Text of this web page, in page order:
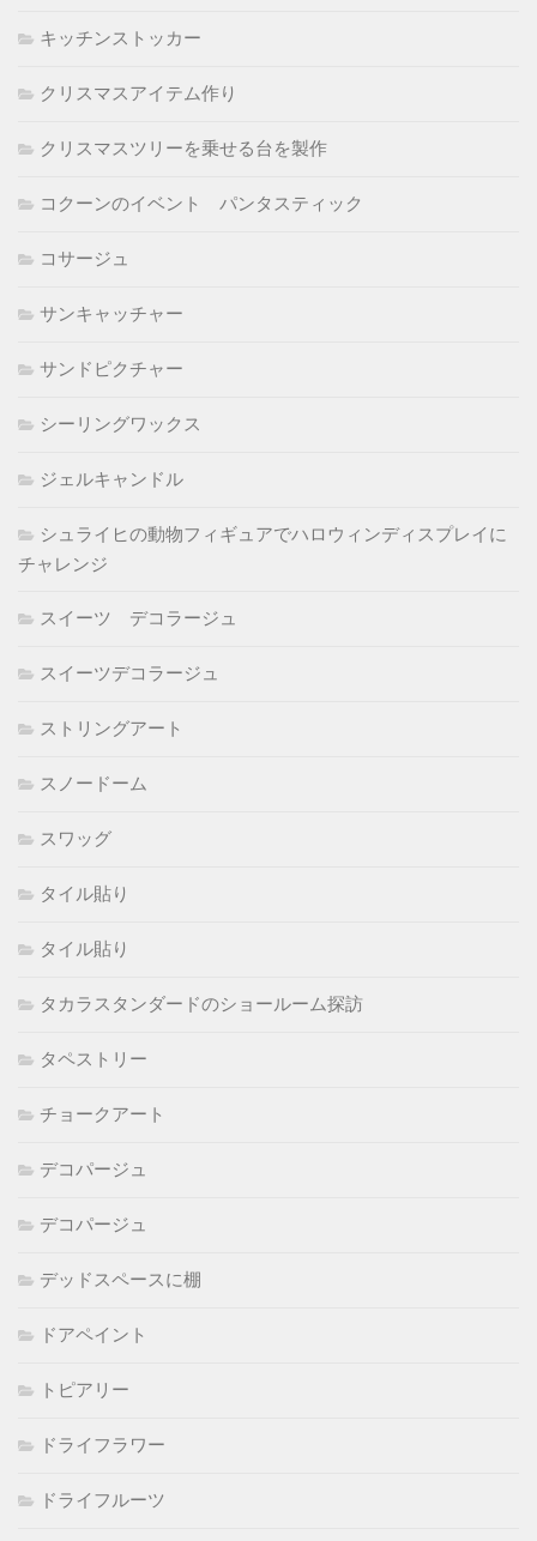
キッチンストッカー
クリスマスアイテム作り
クリスマスツリーを乗せる台を製作
コクーンのイベント パンタスティック
コサージュ
サンキャッチャー
サンドピクチャー
シーリングワックス
ジェルキャンドル
シュライヒの動物フィギュアでハロウィンディスプレイに
チャレンジ
スイーツ デコラージュ
スイーツデコラージュ
ストリングアート
スノードーム
スワッグ
タイル貼り
タイル貼り
タカラスタンダードのショールーム探訪
タペストリー
チョークアート
デコパージュ
デコパージュ
デッドスペースに棚
ドアペイント
トピアリー
ドライフラワー
ドライフルーツ